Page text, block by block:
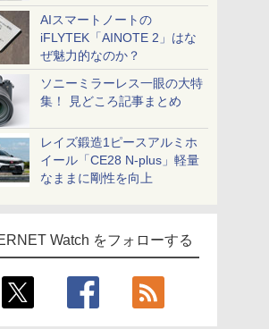
AIスマートノートの
iFLYTEK「AINOTE 2」はな
ぜ魅力的なのか？
ソニーミラーレス一眼の大特
集！ 見どころ記事まとめ
レイズ鍛造1ピースアルミホ
イール「CE28 N-plus」軽量
なままに剛性を向上
Watch をフォローする